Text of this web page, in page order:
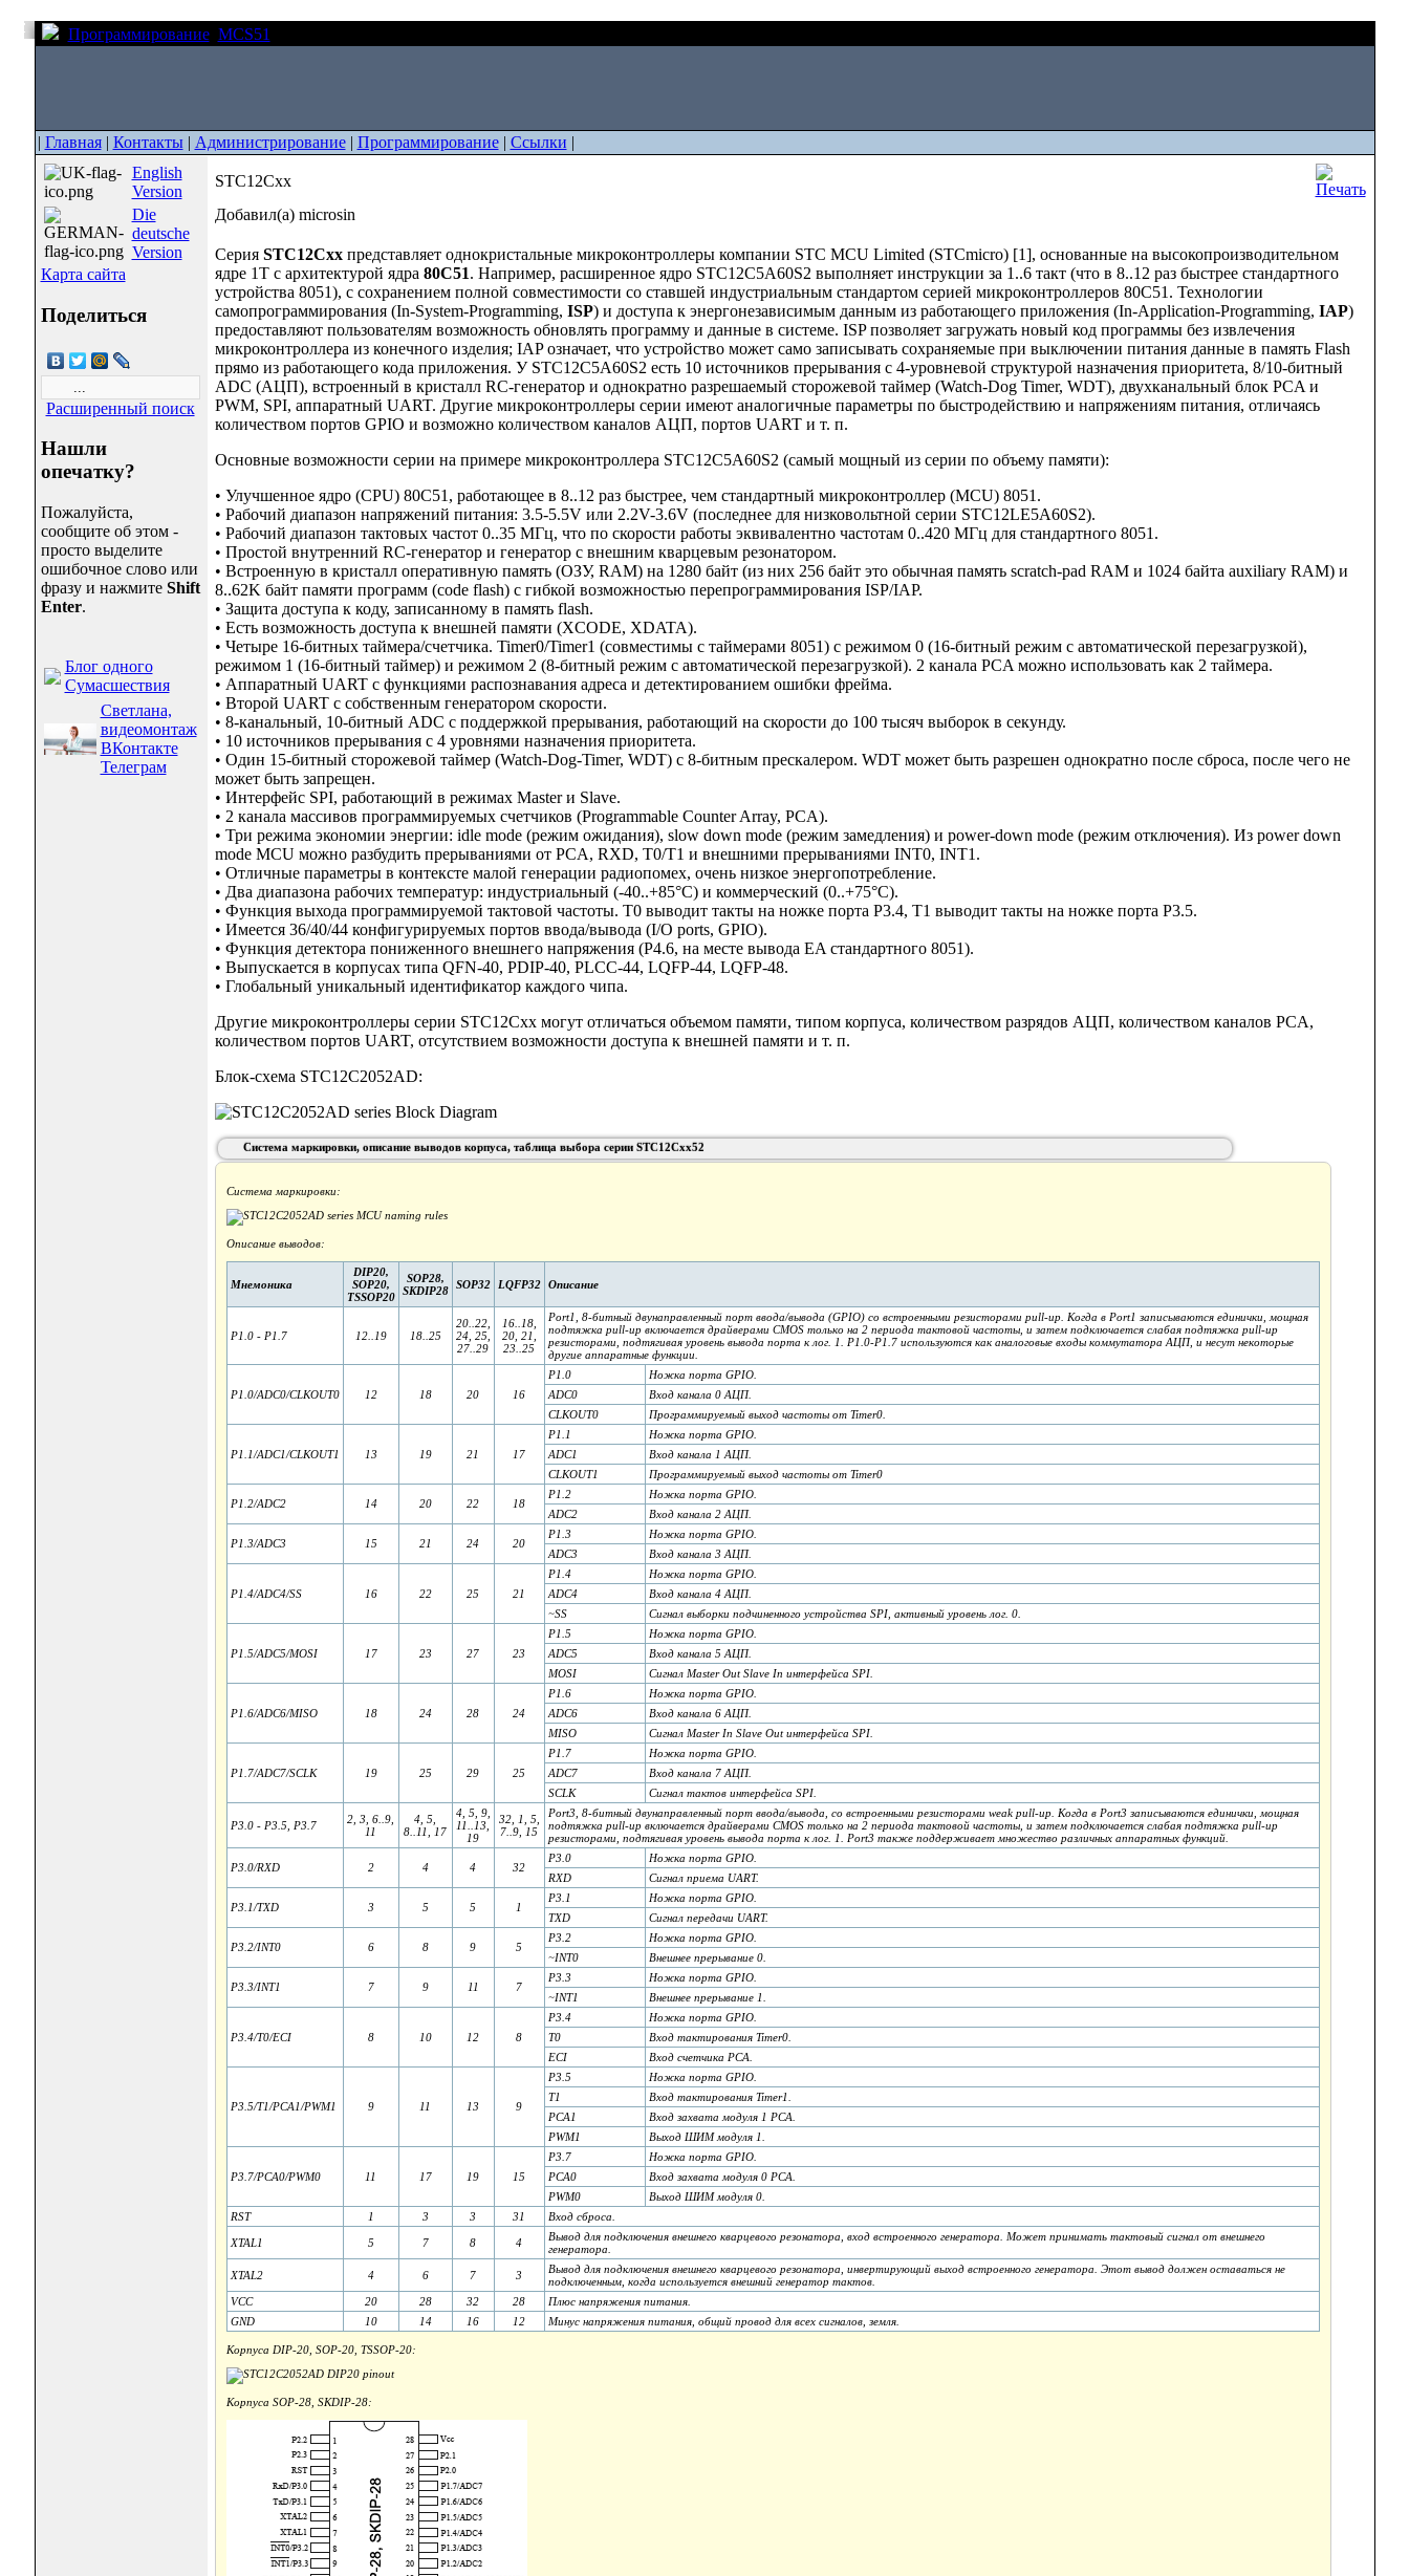
Программирование MCS51
| Главная| Контакты| Администрирование| Программирование| Ссылки |
English
Version
Die
deutsche
Version
Карта сайта
Поделиться
Расширенный поиск
Нашли
опечатку?
Пожалуйста,
сообщите об этом -
просто выделите
ошибочное слово или
фразу и нажмите Shift
Enter.
Блог одного
Сумасшествия
Светлана,
видеомонтаж
ВКонтакте
Телеграм
STC12Cxx
Добавил(а) microsin
Серия STC12Cxxпредставляет однокристальные микроконтроллеры компании STC MCU Limited (STCmicro) [1], основанные на высокопроизводительном
ядре 1T с архитектурой ядра 80C51. Например, расширенное ядро STC12C5A60S2 выполняет инструкции за 1..6 такт (что в 8..12 раз быстрее стандартного
устройства 8051), с сохранением полной совместимости со ставшей индустриальным стандартом серией микроконтроллеров 80C51. Технологии
самопрограммирования (In-System-Programming, ISP) и доступа к энергонезависимым данным из работающего приложения (In-Application-Programming, IAP)
предоставляют пользователям возможность обновлять программу и данные в системе. ISP позволяет загружать новый код программы без извлечения
микроконтроллера из конечного изделия; IAP означает, что устройство может само записывать сохраняемые при выключении питания данные в память Flash
прямо из работающего кода приложения. У STC12C5A60S2 есть 10 источников прерывания с 4-уровневой структурой назначения приоритета, 8/10-битный
ADC (АЦП), встроенный в кристалл RC-генератор и однократно разрешаемый сторожевой таймер (Watch-Dog Timer, WDT), двухканальный блок PCA и
PWM, SPI, аппаратный UART. Другие микроконтроллеры серии имеют аналогичные параметры по быстродействию и напряжениям питания, отличаясь
количеством портов GPIO и возможно количеством каналов АЦП, портов UART и т. п.
Основные возможности серии на примере микроконтроллера STC12C5A60S2 (самый мощный из серии по объему памяти):
• Улучшенное ядро (CPU) 80C51, работающее в 8..12 раз быстрее, чем стандартный микроконтроллер (MCU) 8051.
• Рабочий диапазон напряжений питания: 3.5-5.5V или 2.2V-3.6V (последнее для низковольтной серии STC12LE5A60S2).
• Рабочий диапазон тактовых частот 0..35 МГц, что по скорости работы эквивалентно частотам 0..420 МГц для стандартного 8051.
• Простой внутренний RC-генератор и генератор с внешним кварцевым резонатором.
• Встроенную в кристалл оперативную память (ОЗУ, RAM) на 1280 байт (из них 256 байт это обычная память scratch-pad RAM и 1024 байта auxiliary RAM) и
8..62K байт памяти программ (code flash) с гибкой возможностью перепрограммирования ISP/IAP.
• Защита доступа к коду, записанному в память flash.
• Есть возможность доступа к внешней памяти (XCODE, XDATA).
• Четыре 16-битных таймера/счетчика. Timer0/Timer1 (совместимы с таймерами 8051) с режимом 0 (16-битный режим с автоматической перезагрузкой),
режимом 1 (16-битный таймер) и режимом 2 (8-битный режим с автоматической перезагрузкой). 2 канала PCA можно использовать как 2 таймера.
• Аппаратный UART с функциями распознавания адреса и детектированием ошибки фрейма.
• Второй UART с собственным генератором скорости.
• 8-канальный, 10-битный ADC с поддержкой прерывания, работающий на скорости до 100 тысяч выборок в секунду.
• 10 источников прерывания с 4 уровнями назначения приоритета.
• Один 15-битный сторожевой таймер (Watch-Dog-Timer, WDT) с 8-битным прескалером. WDT может быть разрешен однократно после сброса, после чего не
может быть запрещен.
• Интерфейс SPI, работающий в режимах Master и Slave.
• 2 канала массивов программируемых счетчиков (Programmable Counter Array, PCA).
• Три режима экономии энергии: idle mode (режим ожидания), slow down mode (режим замедления) и power-down mode (режим отключения). Из power down
mode MCU можно разбудить прерываниями от PCA, RXD, T0/T1 и внешними прерываниями INT0, INT1.
• Отличные параметры в контексте малой генерации радиопомех, очень низкое энергопотребление.
• Два диапазона рабочих температур: индустриальный (-40..+85°C) и коммерческий (0..+75°C).
• Функция выхода программируемой тактовой частоты. T0 выводит такты на ножке порта P3.4, T1 выводит такты на ножке порта P3.5.
• Имеется 36/40/44 конфигурируемых портов ввода/вывода (I/O ports, GPIO).
• Функция детектора пониженного внешнего напряжения (P4.6, на месте вывода EA стандартного 8051).
• Выпускается в корпусах типа QFN-40, PDIP-40, PLCC-44, LQFP-44, LQFP-48.
• Глобальный уникальный идентификатор каждого чипа.
Другие микроконтроллеры серии STC12Cxx могут отличаться объемом памяти, типом корпуса, количеством разрядов АЦП, количеством каналов PCA,
количеством портов UART, отсутствием возможности доступа к внешней памяти и т. п.
Блок-схема STC12C2052AD:
Система маркировки, описание выводов корпуса, таблица выбора серии STC12Cxx52
Система маркировки:
Описание выводов:
Мнемоника
DIP20,
SOP20,
TSSOP20
SOP28,
SKDIP28
SOP32 LQFP32 Описание
P1.0 - P1.7 12..19 18..25
20..22,
24, 25,
27..29
16..18,
20, 21,
23..25
Port1, 8-битный двунаправленный порт ввода/вывода (GPIO) со встроенными резисторами pull-up. Когда в Port1 записываются единички, мощная
подтяжка pull-up включается драйверами CMOS только на 2 периода тактовой частоты, и затем подключается слабая подтяжка pull-up
резисторами, подтягивая уровень вывода порта к лог. 1. P1.0-P1.7 используются как аналоговые входы коммутатора АЦП, и несут некоторые
другие аппаратные функции.
P1.0/ADC0/CLKOUT0 12 18 20 16
P1.0
Ножка порта GPIO.
ADC0
Вход канала 0 АЦП.
CLKOUT0
Программируемый выход частоты от Timer0.
P1.1/ADC1/CLKOUT1 13 19 21 17
P1.1
Ножка порта GPIO.
ADC1
Вход канала 1 АЦП.
CLKOUT1
Программируемый выход частоты от Timer0
P1.2/ADC2 14 20 22 18
P1.2
Ножка порта GPIO.
ADC2
Вход канала 2 АЦП.
P1.3/ADC3 15 21 24 20
P1.3
Ножка порта GPIO.
ADC3
Вход канала 3 АЦП.
P1.4/ADC4/SS 16 22 25 21
P1.4
Ножка порта GPIO.
ADC4
Вход канала 4 АЦП.
~SS
Сигнал выборки подчиненного устройства SPI, активный уровень лог. 0.
P1.5/ADC5/MOSI 17 23 27 23
P1.5
Ножка порта GPIO.
ADC5
Вход канала 5 АЦП.
MOSI
Сигнал Master Out Slave In интерфейса SPI.
P1.6/ADC6/MISO 18 24 28 24
P1.6
Ножка порта GPIO.
ADC6
Вход канала 6 АЦП.
MISO
Сигнал Master In Slave Out интерфейса SPI.
P1.7/ADC7/SCLK 19 25 29 25
P1.7
Ножка порта GPIO.
ADC7
Вход канала 7 АЦП.
SCLK
Сигнал тактов интерфейса SPI.
P3.0 - P3.5, P3.7
2, 3, 6..9,
11
4, 5,
8..11, 17
4, 5, 9,
11..13,
19
32, 1, 5,
7..9, 15
Port3, 8-битный двунаправленный порт ввода/вывода, со встроенными резисторами weak pull-up. Когда в Port3 записываются единички, мощная
подтяжка pull-up включается драйверами CMOS только на 2 периода тактовой частоты, и затем подключается слабая подтяжка pull-up
резисторами, подтягивая уровень вывода порта к лог. 1. Port3 также поддерживает множество различных аппаратных функций.
P3.0/RXD 2 4 4 32
P3.0
Ножка порта GPIO.
RXD
Сигнал приема UART.
P3.1/TXD 3 5 5 1
P3.1
Ножка порта GPIO.
TXD
Сигнал передачи UART.
P3.2/INT0 6 8 9 5
P3.2
Ножка порта GPIO.
~INT0
Внешнее прерывание 0.
P3.3/INT1 7 9 11 7
P3.3
Ножка порта GPIO.
~INT1
Внешнее прерывание 1.
P3.4/T0/ECI 8 10 12 8
P3.4
Ножка порта GPIO.
T0
Вход тактирования Timer0.
ECI
Вход счетчика PCA.
P3.5/T1/PCA1/PWM1 9 11 13 9
P3.5
Ножка порта GPIO.
T1
Вход тактирования Timer1.
PCA1
Вход захвата модуля 1 PCA.
PWM1
Выход ШИМ модуля 1.
P3.7/PCA0/PWM0 11 17 19 15
P3.7
Ножка порта GPIO.
PCA0
Вход захвата модуля 0 PCA.
PWM0
Выход ШИМ модуля 0.
RST
1 3 3 31 Вход сброса.
XTAL1 5 7 8 4
Вывод для подключения внешнего кварцевого резонатора, вход встроенного генератора. Может принимать тактовый сигнал от внешнего
генератора.
XTAL2 4 6 7 3
Вывод для подключения внешнего кварцевого резонатора, инвертирующий выход встроенного генератора. Этот вывод должен оставаться не
подключенным, когда используется внешний генератор тактов.
VCC
20 28 32 28
Плюс напряжения питания.
GND
10 14 16 12 Минус напряжения питания, общий провод для всех сигналов, земля.
Корпуса DIP-20, SOP-20, TSSOP-20:
Корпуса SOP-28, SKDIP-28: